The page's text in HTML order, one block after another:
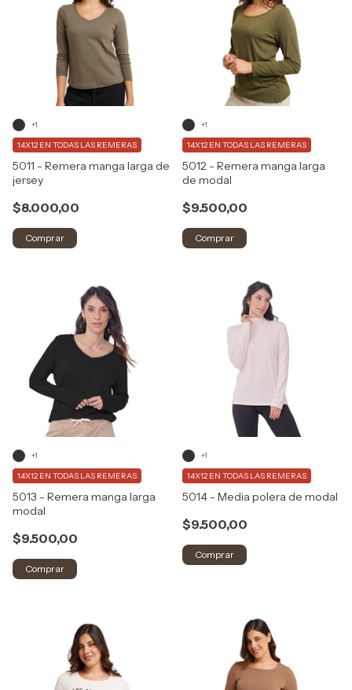
5011 - Remera manga larga de
jersey
$8.000,00
14X12 EN TODAS LAS REMERAS
+1
Comprar
5012 - Remera manga larga
de modal
$9.500,00
14X12 EN TODAS LAS REMERAS
+1
Comprar
5013 - Remera manga larga
modal
$9.500,00
14X12 EN TODAS LAS REMERAS
+1
Comprar
5014 - Media polera de modal
$9.500,00
14X12 EN TODAS LAS REMERAS
+1
Comprar